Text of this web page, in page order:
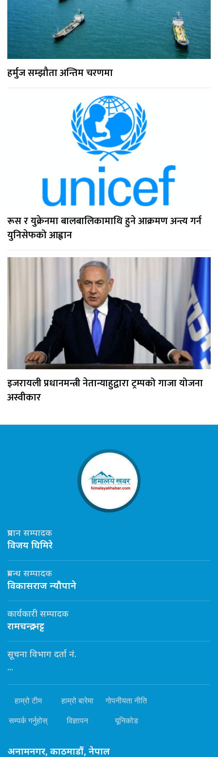
हर्मुज सम्झौता अन्तिम चरणमा
रूस र युक्रेनमा बालबालिकामाथि हुने आक्रमण अन्त्य गर्न
युनिसेफको आह्वान
इजरायली प्रधानमन्त्री नेतान्याहुद्वारा ट्रम्पको गाजा योजना
अस्वीकार
प्रधान सम्पादक
विजय घिमिरे
प्रबन्ध सम्पादक
विकासराज न्यौपाने
कार्यकारी सम्पादक
रामचन्द्र भट्ट
सूचना विभाग दर्ता नं.
...
हाम्रो टीम हाम्रो बारेमा गोपनीयता नीति
सम्पर्क गर्नुहोस् विज्ञापन यूनिकोड
अनामनगर, काठमाडौं, नेपाल